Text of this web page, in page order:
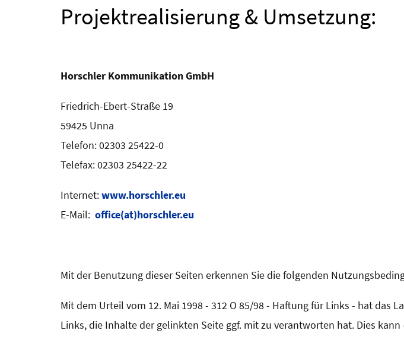
Projektrealisierung & Umsetzung:
Horschler Kommunikation GmbH
Friedrich-Ebert-Straße 19
59425 Unna
Telefon: 02303 25422-0
Telefax: 02303 25422-22
Internet:www.horschler.eu
E-Mail: office(at)horschler.eu
Mit der Benutzung dieser Seiten erkennen Sie die folgenden
Mit dem Urteil vom 12. Mai 1998 - 312 O 85/98 - Haftung für Links - hat das
Links, die Inhalte der gelinkten Seite ggf. mit zu verantworten hat. Dies